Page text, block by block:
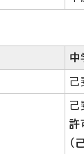
中
己
己
許
（